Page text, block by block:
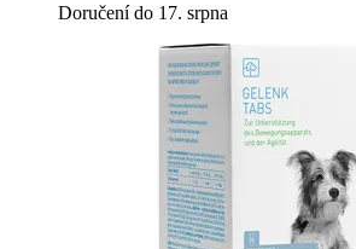
Doručení do 17. srpna